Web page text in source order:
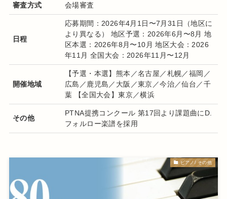
審査方式 会場審査
日程
応募期間：2026年4月1日〜7月31日（地区に
より異なる）
地区予選：2026年6月〜8月 地
区本選：2026年8月〜10月 地区大会：2026
年11月 全国大会：2026年11月〜12月
開催地域
【予選・本選】熊本／名古屋／札幌／福岡／
広島／鹿児島／大阪／東京／今治／仙台／千
葉 【全国大会】東京／横浜
その他
PTNA提携コンクール 第17回より課題曲にD.
フォルロー楽譜を採用
ピアノ/ その他